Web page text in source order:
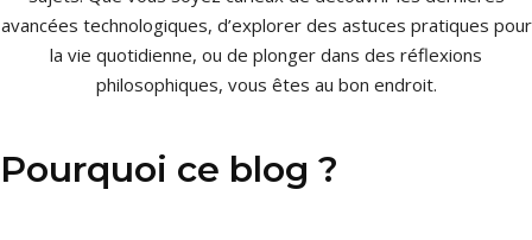
avancées technologiques, d’explorer des astuces pratiques pour
la vie quotidienne, ou de plonger dans des réflexions
philosophiques, vous êtes au bon endroit.
Pourquoi ce blog ?